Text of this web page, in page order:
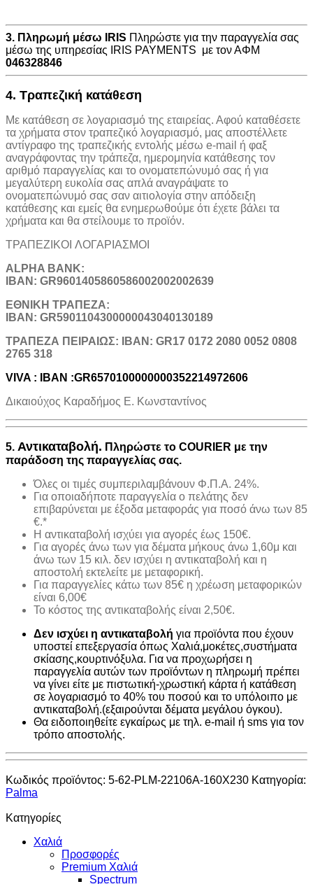
3. Πληρωμή μέσω IRIS Πληρώστε για την παραγγελία σας
μέσω της υπηρεσίας IRIS PAYMENTS με τον ΑΦΜ
046328846
4. Τραπεζική κατάθεση
Με κατάθεση σε λογαριασμό της εταιρείας. Αφού καταθέσετε
τα χρήματα στον τραπεζικό λογαριασμό, μας αποστέλλετε
αντίγραφο της τραπεζικής εντολής μέσω e-mail ή φαξ
αναγράφοντας την τράπεζα, ημερομηνία κατάθεσης τον
αριθμό παραγγελίας και το ονοματεπώνυμό σας ή για
μεγαλύτερη ευκολία σας απλά αναγράψατε το
ονοματεπώνυμό σας σαν αιτιολογία στην απόδειξη
κατάθεσης και εμείς θα ενημερωθούμε ότι έχετε βάλει τα
χρήματα και θα στείλουμε το προϊόν.
ΤΡΑΠΕΖΙΚOI ΛΟΓΑΡΙΑΣΜΟΙ
ALPHA BANK:
IBAN: GR9601405860586002002002639
ΕΘΝΙΚΗ ΤΡΑΠΕΖΑ:
IBAN: GR5901104300000043040130189
TΡΑΠΕΖΑ ΠΕΙΡΑΙΩΣ: IBAN: GR17 0172 2080 0052 0808
2765 318
VIVA : IBAN :GR6570100000000352214972606
Δικαιούχος Καραδήμος Ε. Κωνσταντίνος
5. Αντικαταβολή. Πληρώστε το COURIER με την
παράδοση της παραγγελίας σας.
Όλες οι τιμές συμπεριλαμβάνουν Φ.Π.Α. 24%.
Για οποιαδήποτε παραγγελία ο πελάτης δεν
επιβαρύνεται με έξοδα μεταφοράς για ποσό άνω των 85
€.*
H αντικαταβολή ισχύει για αγορές έως 150€.
Για αγορές άνω των για δέματα μήκους άνω 1,60μ και
άνω των 15 κιλ. δεν ισχύει η αντικαταβολή και η
αποστολή εκτελείτε με μεταφορική.
Για παραγγελίες κάτω των 85€ η χρέωση μεταφορικών
είναι 6,00€
Το κόστος της αντικαταβολής είναι 2,50€.
Δεν ισχύει η αντικαταβολή για προϊόντα που έχουν
υποστεί επεξεργασία όπως Χαλιά,μοκέτες,συστήματα
σκίασης,κουρτινόξυλα. Για να προχωρήσει η
παραγγελία αυτών των προϊόντων η πληρωμή πρέπει
να γίνει είτε με πιστωτική-χρωστική κάρτα ή κατάθεση
σε λογαριασμό το 40% του ποσού και το υπόλοιπο με
αντικαταβολή.(εξαιρούνται δέματα μεγάλου όγκου).
Θα ειδοποιηθείτε εγκαίρως με τηλ. e-mail ή sms για τον
τρόπο αποστολής.
Κωδικός προϊόντος: 5-62-PLM-22106A-160X230 Κατηγορία:
Palma
Κατηγορίες
Χαλιά
Προσφορές
Premium Χαλιά
Spectrum